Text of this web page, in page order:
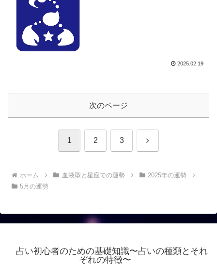
2025.02.19
次のページ
1 2 3 次
ホーム 血液型と星座での運勢
2025年の運勢
5月の運勢
占い初心者のための基礎知識〜占いの種類とそれ
ぞれの特徴〜